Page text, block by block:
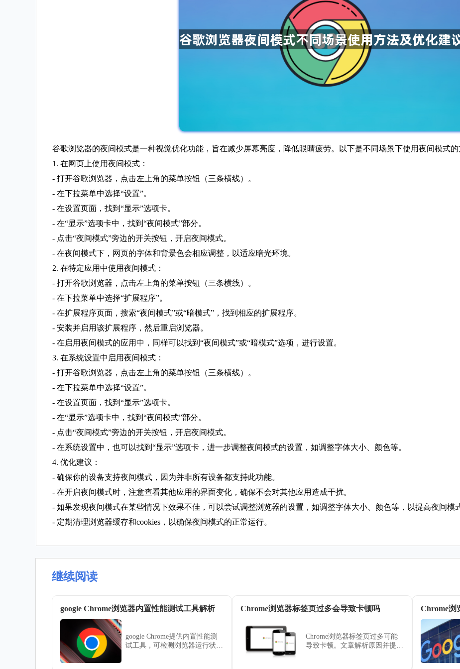
谷歌浏览器的夜间模式是一种视觉优化功能，旨在减少屏幕亮度，降低眼睛疲劳。以下是不同场景下使用夜间模式的
1. 在网页上使用夜间模式：
- 打开谷歌浏览器，点击左上角的菜单按钮（三条横线）。
- 在下拉菜单中选择“设置”。
- 在设置页面，找到“显示”选项卡。
- 在“显示”选项卡中，找到“夜间模式”部分。
- 点击“夜间模式”旁边的开关按钮，开启夜间模式。
- 在夜间模式下，网页的字体和背景色会相应调整，以适应暗光环境。
2. 在特定应用中使用夜间模式：
- 打开谷歌浏览器，点击左上角的菜单按钮（三条横线）。
- 在下拉菜单中选择“扩展程序”。
- 在扩展程序页面，搜索“夜间模式”或“暗模式”，找到相应的扩展程序。
- 安装并启用该扩展程序，然后重启浏览器。
- 在启用夜间模式的应用中，同样可以找到“夜间模式”或“暗模式”选项，进行设置。
3. 在系统设置中启用夜间模式：
- 打开谷歌浏览器，点击左上角的菜单按钮（三条横线）。
- 在下拉菜单中选择“设置”。
- 在设置页面，找到“显示”选项卡。
- 在“显示”选项卡中，找到“夜间模式”部分。
- 点击“夜间模式”旁边的开关按钮，开启夜间模式。
- 在系统设置中，也可以找到“显示”选项卡，进一步调整夜间模式的设置，如调整字体大小、颜色等。
4. 优化建议：
- 确保你的设备支持夜间模式，因为并非所有设备都支持此功能。
- 在开启夜间模式时，注意查看其他应用的界面变化，确保不会对其他应用造成干扰。
- 如果发现夜间模式在某些情况下效果不佳，可以尝试调整浏览器的设置，如调整字体大小、颜色等，以提高夜间模
- 定期清理浏览器缓存和cookies，以确保夜间模式的正常运行。
继续阅读
google Chrome浏览器内置性能测试工具解析
google Chrome提供内置性能测
试工具，可检测浏览器运行状
Chrome浏览器标签页过多会导致卡顿吗
Chrome浏览器标签页过多可能
导致卡顿。文章解析原因并提供